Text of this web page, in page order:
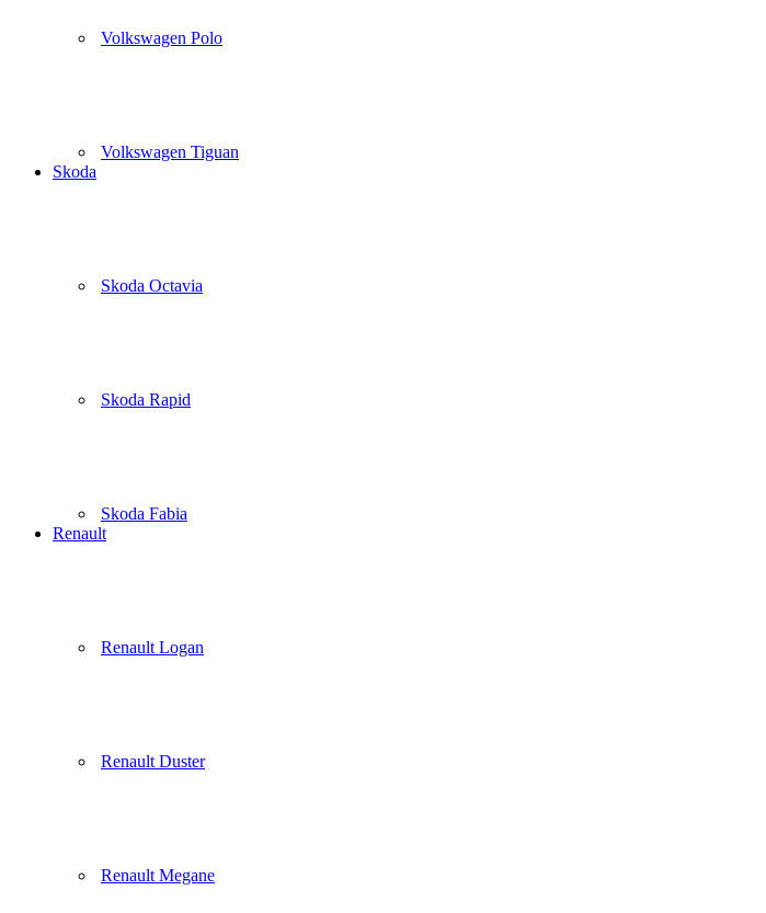
Volkswagen Polo
Volkswagen Tiguan
Skoda
Skoda Octavia
Skoda Rapid
Skoda Fabia
Renault
Renault Logan
Renault Duster
Renault Megane